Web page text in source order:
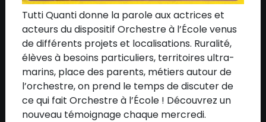
Nos partenaires
Communication
Adhérer à l'association
DISPOSITIF
Tutti Quanti donne la parole aux actrices et
acteurs du dispositif Orchestre à l’École venus
de différents projets et localisations. Ruralité,
élèves à besoins particuliers, territoires ultra-
marins, place des parents, métiers autour de
l’orchestre, on prend le temps de discuter de
ce qui fait Orchestre à l’École ! Découvrez un
nouveau témoignage chaque mercredi.